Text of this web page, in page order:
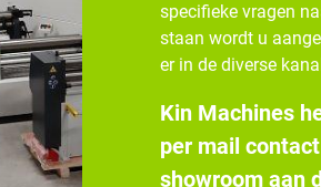
specifieke vragen
staan wordt u
er in de diverse
Kin Machines
per mail
showroom aan